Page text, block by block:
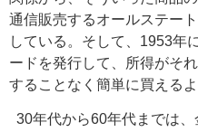
通信販売するオールステー
している。そして、1953年
ードを発行して、所得がそ
することなく簡単に買える
30年代から60年代までは